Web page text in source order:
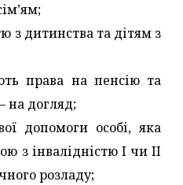
з дитинства та дітям з
права на пенсію та
на догляд;
допомоги особі, яка
з інвалідністю I чи II
розладу;